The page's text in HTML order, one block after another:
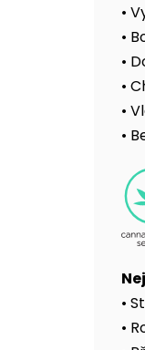
•
•
•
•
•
•
•
•